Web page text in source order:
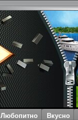
Любопитно Вкусно